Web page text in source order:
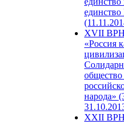
единство
XVII
«Россия
народа»
XXII